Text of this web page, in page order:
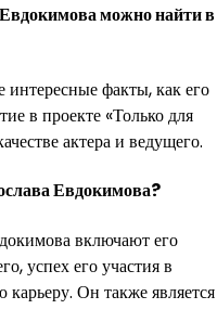
можно найти в
факты, как его
в проекте «Только для
актера и ведущего.
Евдокимова?
включают его
успех его участия в
карьеру. Он также является